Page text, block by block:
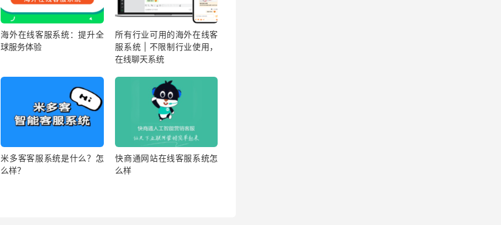
海外在线客服系统：提升全
球服务体验
所有行业可用的海外在线客
服系统 | 不限制行业使用，
在线聊天系统
米多客客服系统是什么？怎
么样？
快商通网站在线客服系统怎
么样